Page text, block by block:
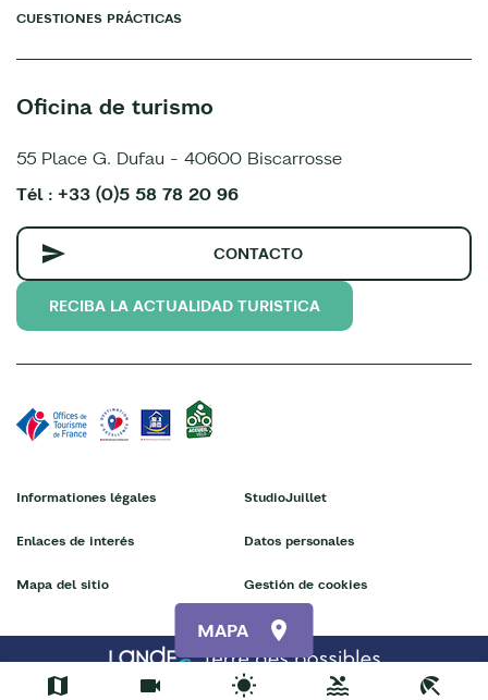
MAPA
CUESTIONES PRÁCTICAS
Oficina de turismo
55 Place G. Dufau - 40600 Biscarrosse
Tél : +33 (0)5 58 78 20 96
CONTACTO
RECIBA LA ACTUALIDAD TURISTICA
Informationes légales
Enlaces de interés
Mapa del sitio
StudioJuillet
Datos personales
Gestión de cookies